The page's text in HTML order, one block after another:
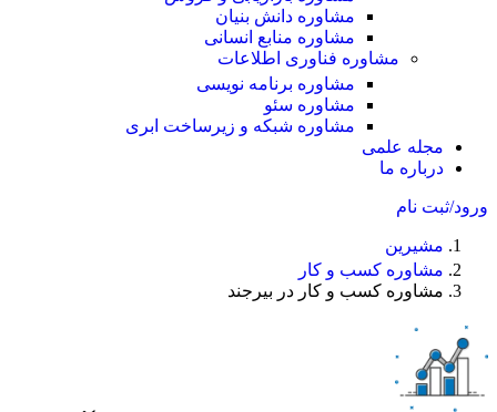
مشاوره دانش بنیان
مشاوره منابع انسانی
مشاوره فناوری اطلاعات
مشاوره برنامه نویسی
مشاوره سئو
مشاوره شبکه و زیرساخت ابری
مجله علمی
درباره ما
ورود/ثبت نام
مشیرین
مشاوره کسب و کار
مشاوره کسب و کار در بیرجند